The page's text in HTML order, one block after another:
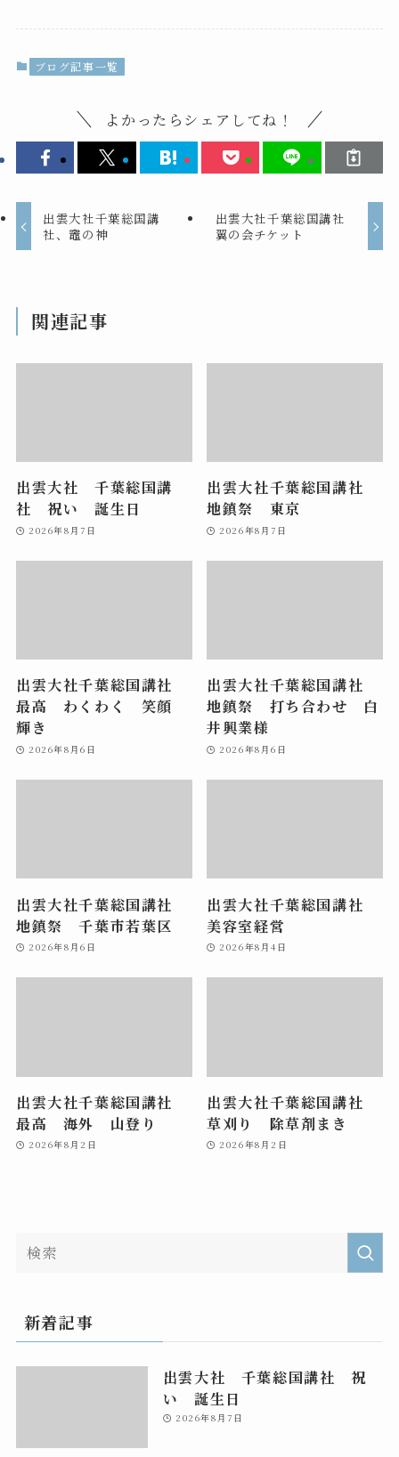
ブログ記事一覧
よかったらシェアしてね！
出雲大社千葉総国講
社、竈の神
出雲大社千葉総国講社
翼の会チケット
関連記事
出雲大社 千葉総国講
社 祝い 誕生日
2026年8月7日
出雲大社千葉総国講社
地鎮祭 東京
2026年8月7日
出雲大社千葉総国講社
最高 わくわく 笑顔
輝き
2026年8月6日
出雲大社千葉総国講社
地鎮祭 打ち合わせ 白
井興業様
2026年8月6日
出雲大社千葉総国講社
地鎮祭 千葉市若葉区
2026年8月6日
出雲大社千葉総国講社
美容室経営
2026年8月4日
出雲大社千葉総国講社
最高 海外 山登り
2026年8月2日
出雲大社千葉総国講社
草刈り 除草剤まき
2026年8月2日
新着記事
出雲大社 千葉総国講社 祝
い 誕生日
2026年8月7日